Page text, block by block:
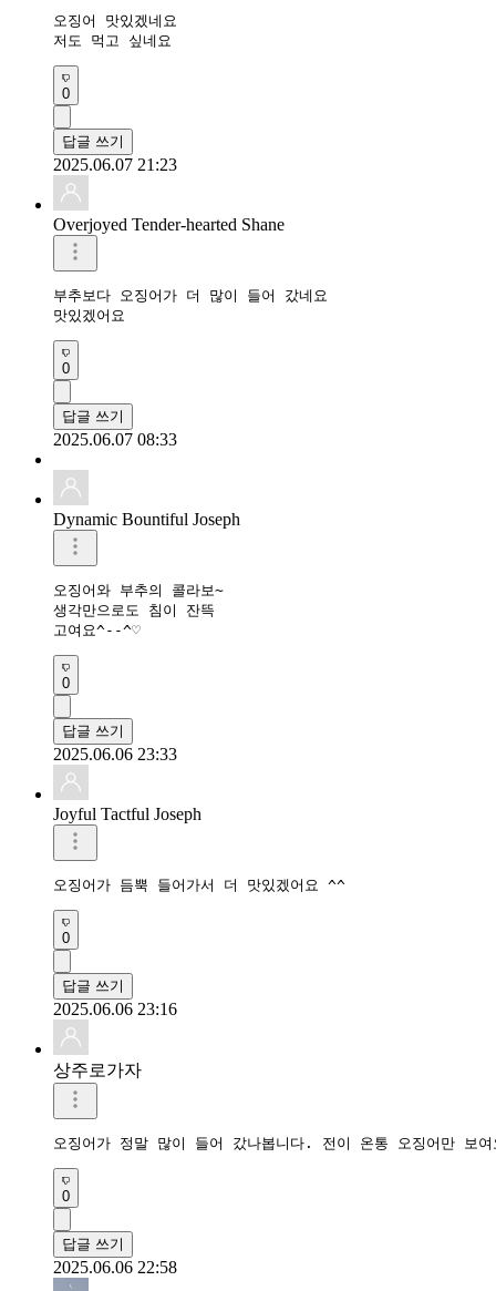
오징어 맛있겠네요
저도 먹고 싶네요
0
답글 쓰기
2025.06.07 21:23
Overjoyed Tender-hearted Shane
부추보다 오징어가 더 많이 들어 갔네요
맛있겠어요
0
답글 쓰기
2025.06.07 08:33
Dynamic Bountiful Joseph
오징어와 부추의 콜라보~
생각만으로도 침이 잔뜩
고여요^--^♡
0
답글 쓰기
2025.06.06 23:33
Joyful Tactful Joseph
오징어가 듬뿍 들어가서 더 맛있겠어요 ^^
0
답글 쓰기
2025.06.06 23:16
상주로가자
오징어가 정말 많이 들어 갔나봅니다. 전이 온통 오징어만 보
0
답글 쓰기
2025.06.06 22:58